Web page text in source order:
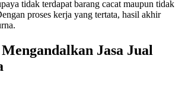
tidak terdapat barang cacat maupun tidak
proses kerja yang tertata, hasil akhir
Jasa Jual